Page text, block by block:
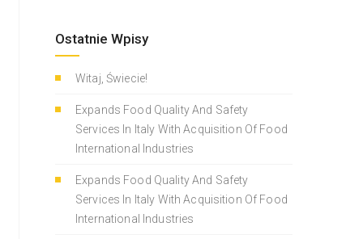
Ostatnie Wpisy
Witaj, Świecie!
Expands Food Quality And Safety
Services In Italy With Acquisition Of Food
International Industries
Expands Food Quality And Safety
Services In Italy With Acquisition Of Food
International Industries